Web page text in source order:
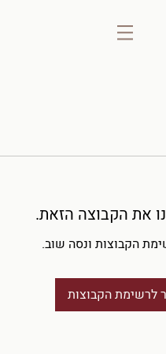
את הקבוצה הזאת.
הקבוצות ונסה שוב.
לרשימת הקבוצות